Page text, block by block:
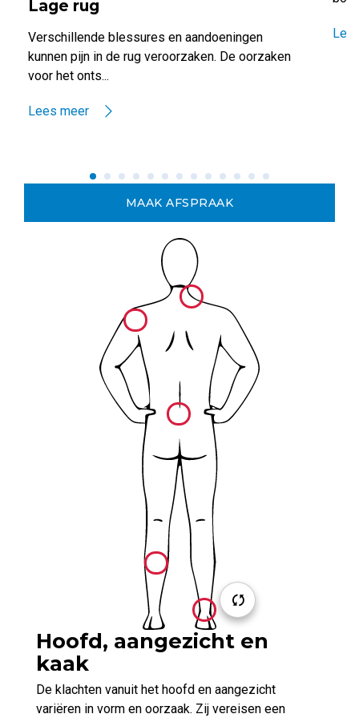
Lage rug
Verschillende blessures en aandoeningen
kunnen pijn in de rug veroorzaken. De oorzaken
voor het onts...
Lees meer
MAAK AFSPRAAK
Hoofd, aangezicht en
kaak
De klachten vanuit het hoofd en aangezicht
variëren in vorm en oorzaak. Zij vereisen een